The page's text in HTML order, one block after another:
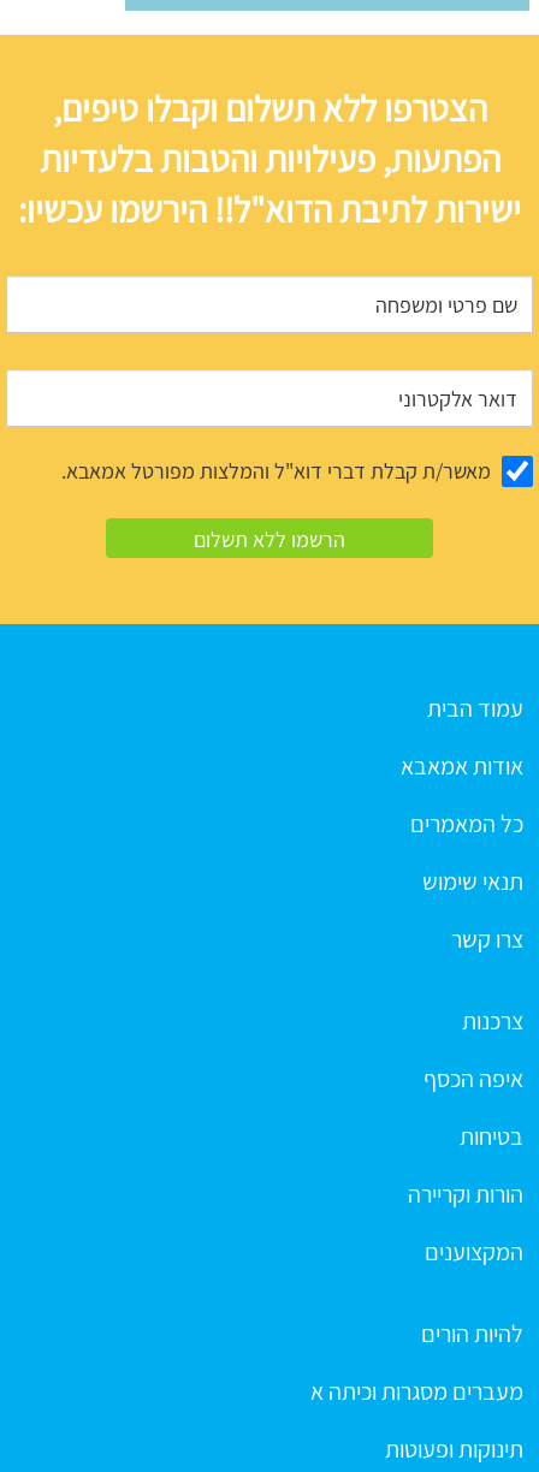
הצטרפו ללא תשלום וקבלו טיפים,
הפתעות, פעילויות והטבות בלעדיות
ישירות לתיבת הדוא"ל!! הירשמו עכשיו:
מאשר/ת קבלת דברי דוא"ל והמלצות מפורטל אמאבא.
עמוד הבית
אודות אמאבא
כל המאמרים
תנאי שימוש
צרו קשר
צרכנות
איפה הכסף
בטיחות
הורות וקריירה
המקצוענים
להיות הורים
מעברים מסגרות וכיתה א
תינוקות ופעוטות